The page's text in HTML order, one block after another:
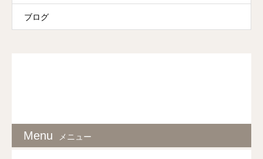
ブログ
Menu メニュー